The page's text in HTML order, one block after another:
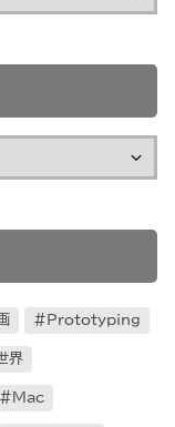
Prototyping
界
Mac